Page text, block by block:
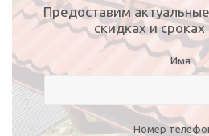
Предоставим
скидках и сроках
Имя
Номер